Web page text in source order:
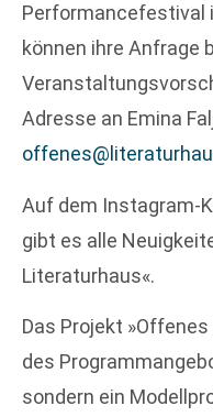
Performancefestival
können ihre Anfrage
Adresse an Emina
Auf dem Instagram-
gibt es alle
Literaturhaus«.
Das Projekt
des
sondern ein